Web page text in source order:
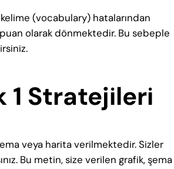
(vocabulary) hatalarından
olarak dönmektedir. Bu sebeple
1 Stratejileri
veya harita verilmektedir. Sizler
Bu metin, size verilen grafik, şema